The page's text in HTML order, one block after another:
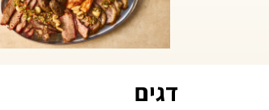
דגים